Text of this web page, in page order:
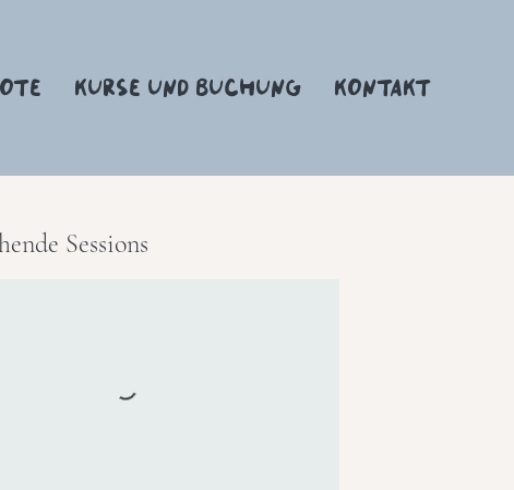
KURSE UND BUCHUNG KONTAKT
Sessions